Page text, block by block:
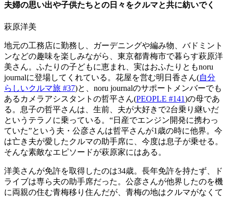
夫婦の思い出や子供たちとの日々をクルマと共に紡いでく
萩原洋美
地元の工務店に勤務し、ガーデニングや編み物、バドミント
ンなどの趣味を楽しみながら、東京都青梅市で暮らす萩原洋
美さん。ふたりの子どもに恵まれ、実はおふたりともnoru
journalに登場してくれている。花屋を営む明日香さん(自分
らしいクルマ旅 #37)と、noru journalのサポートメンバーでも
あるカメラアシスタントの哲平さん(PEOPLE #141)の母であ
る。息子の哲平さんは、生前、夫が大好きで2台乗り継いだ
というテラノに乗っている。“日産でエンジン開発に携わっ
ていた”という夫・公彦さんは哲平さんが1歳の時に他界。今
は亡き夫が愛したクルマの助手席に、今度は息子が乗せる。
そんな素敵なエピソードが萩原家にはある。
洋美さんが免許を取得したのは34歳。長年免許を持たず、ド
ライブは専ら夫の助手席だった。公彦さんが他界したのを機
に両親の住む青梅移り住んだが、青梅の地はクルマがなくて